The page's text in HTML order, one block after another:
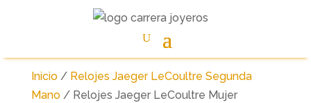
Inicio/ Relojes Jaeger LeCoultre Segunda
Mano/ Relojes Jaeger LeCoultre Mujer